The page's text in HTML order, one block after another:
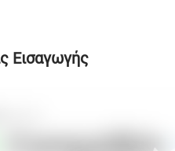
Εισαγωγής